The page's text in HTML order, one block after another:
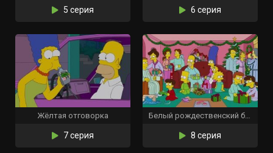
5 серия 6 серия
Жёлтая отговорка
7 серия
Белый рождественский блюз
8 серия